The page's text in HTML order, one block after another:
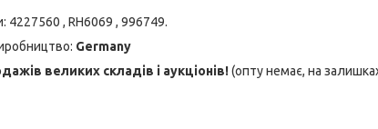
, RH6069 , 996749.
Germany
великих складів і аукціонів!(опту немає, на